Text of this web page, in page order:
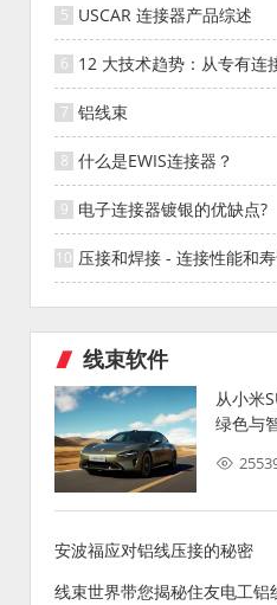
USCAR 连接器产品综述
12 大技术趋势：从专有连
器的演变
铝线束
什么是EWIS连接器？
电子连接器镀银的优缺点?
压接和焊接 - 连接性能和
线束软件
从小米
绿色与
安波福应对铝线压接的秘密
线束世界带您揭秘住友电工铝